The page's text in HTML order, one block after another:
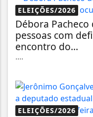
ELEIÇÕES/2026
Débora
pessoas com
encontro do...
....
ELEIÇÕES/2026